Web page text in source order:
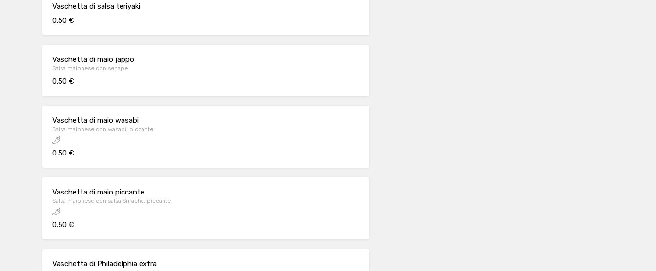
Vaschetta di salsa teriyaki
0.50 €
Vaschetta di maio jappo
Salsa maionese con senape
0.50 €
Vaschetta di maio wasabi
Salsa maionese con wasabi, piccante
0.50 €
Vaschetta di maio piccante
Salsa maionese con salsa Sriracha, piccante
0.50 €
Vaschetta di Philadelphia extra